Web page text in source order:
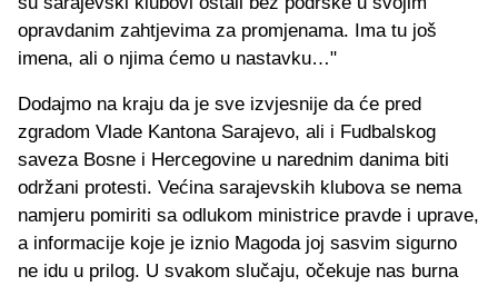
opravdanim zahtjevima za promjenama. Ima tu još
imena, ali o njima ćemo u nastavku…"
Dodajmo na kraju da je sve izvjesnije da će pred
zgradom Vlade Kantona Sarajevo, ali i Fudbalskog
saveza Bosne i Hercegovine u narednim danima biti
održani protesti. Većina sarajevskih klubova se nema
namjeru pomiriti sa odlukom ministrice pravde i uprave,
a informacije koje je iznio Magoda joj sasvim sigurno
ne idu u prilog. U svakom slučaju, očekuje nas burna